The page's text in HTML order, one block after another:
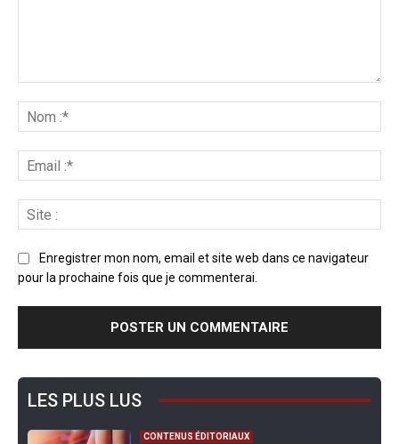
Enregistrer mon nom, email et site web dans ce navigateur
pour la prochaine fois que je commenterai.
LES PLUS LUS
CONTENUS ÉDITORIAUX